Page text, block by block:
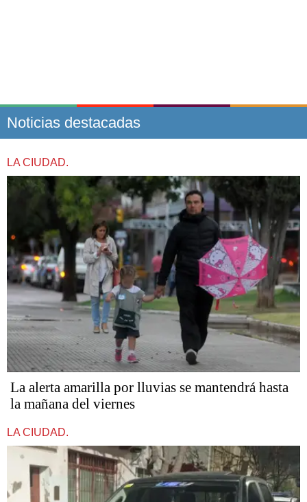
Noticias destacadas
LA CIUDAD.
La alerta amarilla por lluvias se mantendrá hasta
la mañana del viernes
LA CIUDAD.